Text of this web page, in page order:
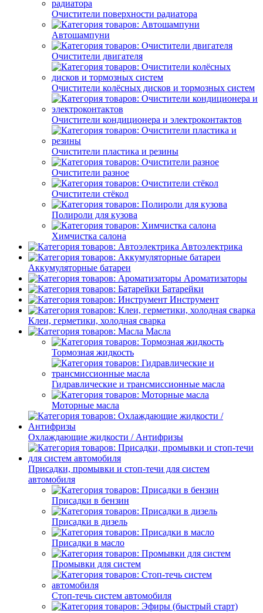
Очистители поверхности радиатора
Автошампуни
Очистители двигателя
Очистители колёсных дисков и тормозных систем
Очистители кондиционера и электроконтактов
Очистители пластика и резины
Очистители разное
Очистители стёкол
Полироли для кузова
Химчистка салона
Автоэлектрика
Аккумуляторные батареи
Ароматизаторы
Батарейки
Инструмент
Клеи, герметики, холодная сварка
Масла
Тормозная жидкость
Гидравлические и трансмиссионные масла
Моторные масла
Охлаждающие жидкости / Антифризы
Присадки, промывки и стоп-течи для систем
автомобиля
Присадки в бензин
Присадки в дизель
Присадки в масло
Промывки для систем
Стоп-течь систем автомобиля